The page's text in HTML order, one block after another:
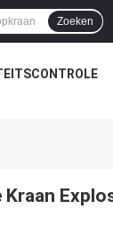
Zoeken